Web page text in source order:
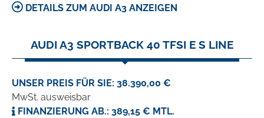
DETAILS ZUM AUDI A3 ANZEIGEN
AUDI A3 SPORTBACK 40 TFSI E S LINE
UNSER PREIS FÜR SIE: 38.390,00 €
MwSt. ausweisbar
FINANZIERUNG AB.: 389,15 € MTL.